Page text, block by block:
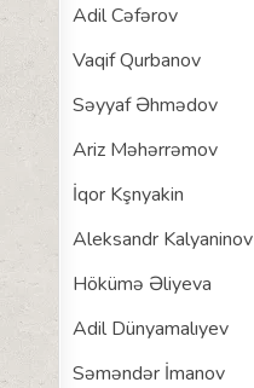
Adil Cəfərov
Vaqif Qurbanov
Səyyaf Əhmədov
Ariz Məhərrəmov
İqor Kşnyakin
Aleksandr Kalyaninov
Hökümə Əliyeva
Adil Dünyamalıyev
Səməndər İmanov